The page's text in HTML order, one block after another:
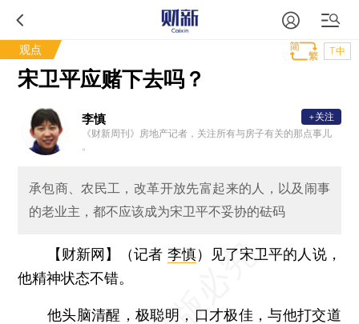
观点 T中
宋卫平应赌下去吗？
李慎
《财新周刊》房地产记者，关注所有与房子有关的那点事儿
。
+关注
承包商、农民工，改革开放先富起来的人，以及闹事
的老业主，都不应该成为宋卫平不妥协的砝码
【财新网】（记者 李慎）
见了宋卫平的人说，
他精神状态不错。
他头脑清醒，极聪明，口才极佳，与他打交道